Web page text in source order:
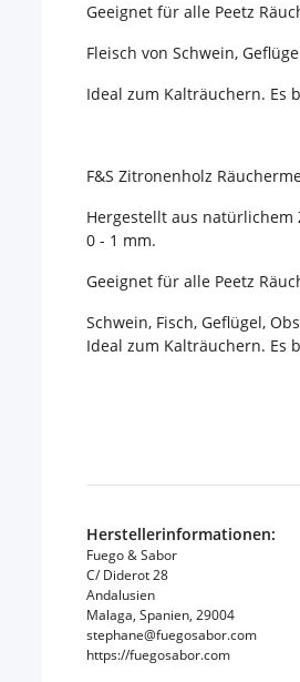
Geeignet für alle Peetz
Fleisch von Schwein,
Ideal zum Kalträuchern. Es
F&S Zitronenholz
Hergestellt aus
0 - 1 mm.
Geeignet für alle Peetz
Schwein, Fisch, Geflügel,
Ideal zum Kalträuchern. Es
Herstellerinformationen:
Fuego & Sabor
C/ Diderot 28
Andalusien
Malaga, Spanien, 29004
stephane@fuegosabor.com
https://fuegosabor.com